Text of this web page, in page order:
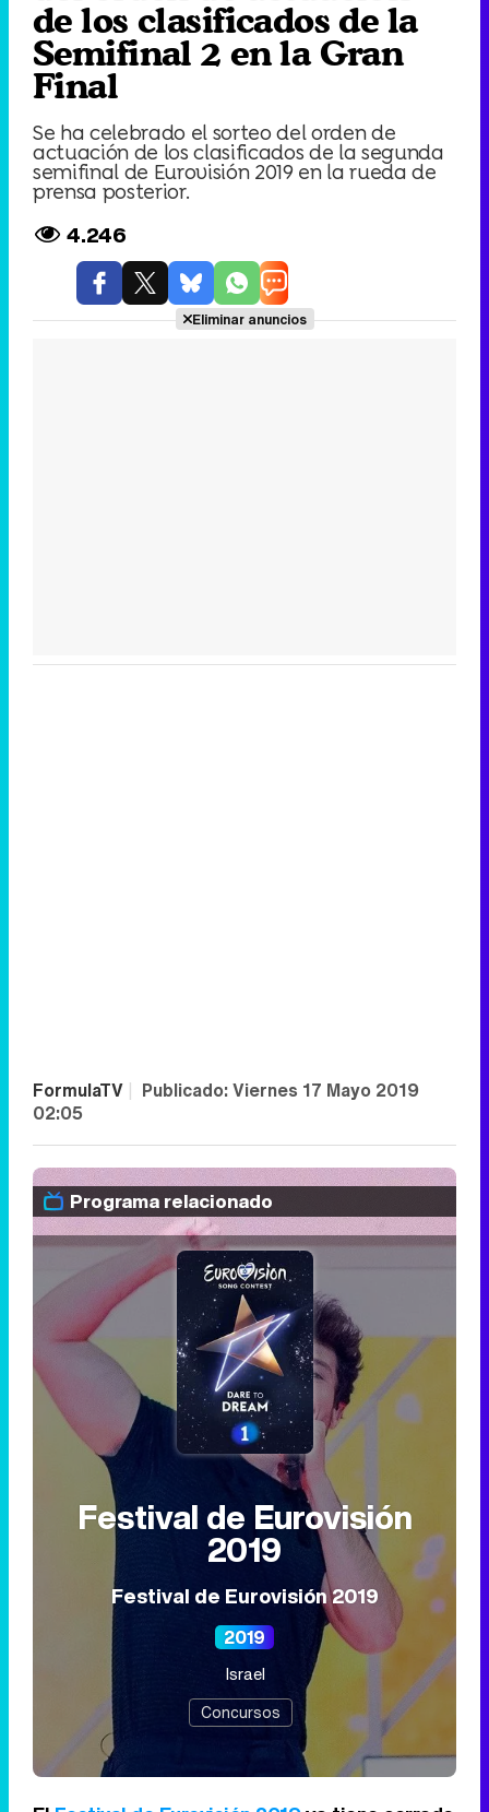
de los clasificados de la
Semifinal 2 en la Gran
Final
Se ha celebrado el sorteo del orden de
actuación de los clasificados de la segunda
semifinal de Eurovisión 2019 en la rueda de
prensa posterior.
4.246
Eliminar anuncios
FormulaTV | Publicado:Viernes 17 Mayo 2019
02:05
Programa relacionado
Festival de Eurovisión
2019
Festival de Eurovisión 2019
2019
Israel
Concursos